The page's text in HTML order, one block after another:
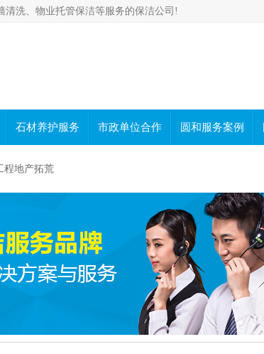
洗、物业托管保洁等服务的保洁公司!
石材养护服务 市政单位合作 圆和服务案例
程地产拓荒